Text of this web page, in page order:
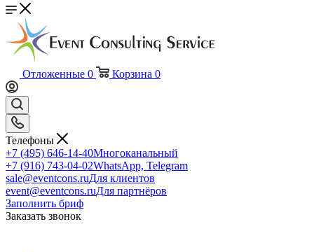
Отложенные 0 Корзина 0
Телефоны
+7 (495) 646-14-40Многоканальный
+7 (916) 743-04-02WhatsApp, Telegram
sale@eventcons.ruДля клиентов
event@eventcons.ruДля партнёров
Заполнить бриф
Заказать звонок